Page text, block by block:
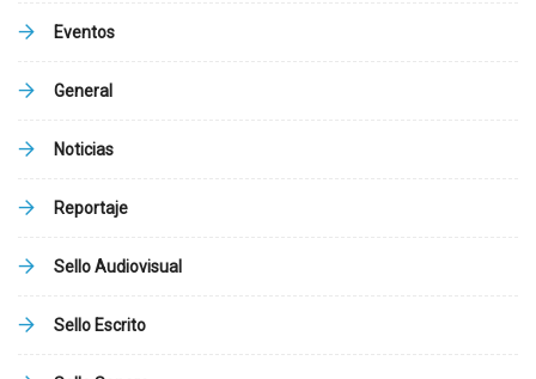
Eventos
General
Noticias
Reportaje
Sello Audiovisual
Sello Escrito